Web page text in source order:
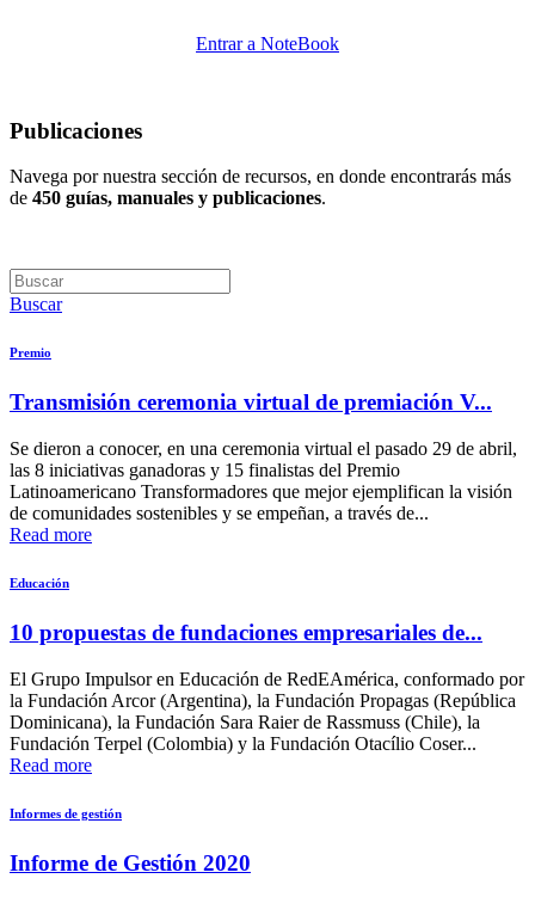
Entrar a NoteBook
Publicaciones
Navega por nuestra sección de recursos, en donde encontrarás más
de 450 guías, manuales y publicaciones.
Buscar
Premio
Transmisión ceremonia virtual de premiación V...
Se dieron a conocer, en una ceremonia virtual el pasado 29 de abril,
las 8 iniciativas ganadoras y 15 finalistas del Premio
Latinoamericano Transformadores que mejor ejemplifican la visión
de comunidades sostenibles y se empeñan, a través de...
Read more
Educación
10 propuestas de fundaciones empresariales de...
El Grupo Impulsor en Educación de RedEAmérica, conformado por
la Fundación Arcor (Argentina), la Fundación Propagas (República
Dominicana), la Fundación Sara Raier de Rassmuss (Chile), la
Fundación Terpel (Colombia) y la Fundación Otacílio Coser...
Read more
Informes de gestión
Informe de Gestión 2020